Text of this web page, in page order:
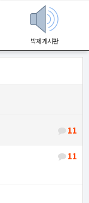
박제게시판
11
11